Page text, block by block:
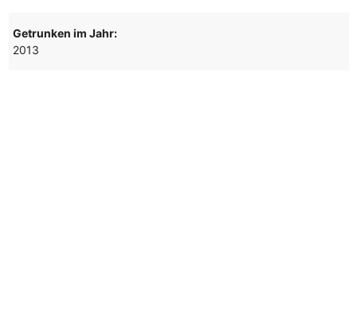
Getrunken im Jahr:
2013